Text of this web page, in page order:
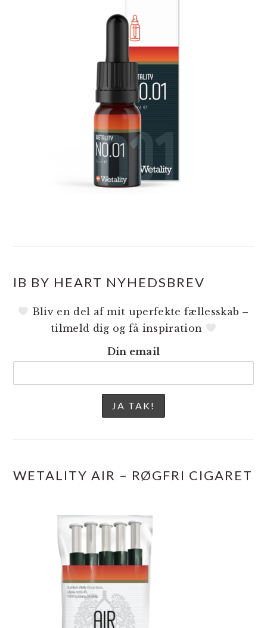
IB BY HEART NYHEDSBREV
Bliv en del af mit uperfekte fællesskab –
tilmeld dig og få inspiration
Din email
WETALITY AIR – RØGFRI CIGARET